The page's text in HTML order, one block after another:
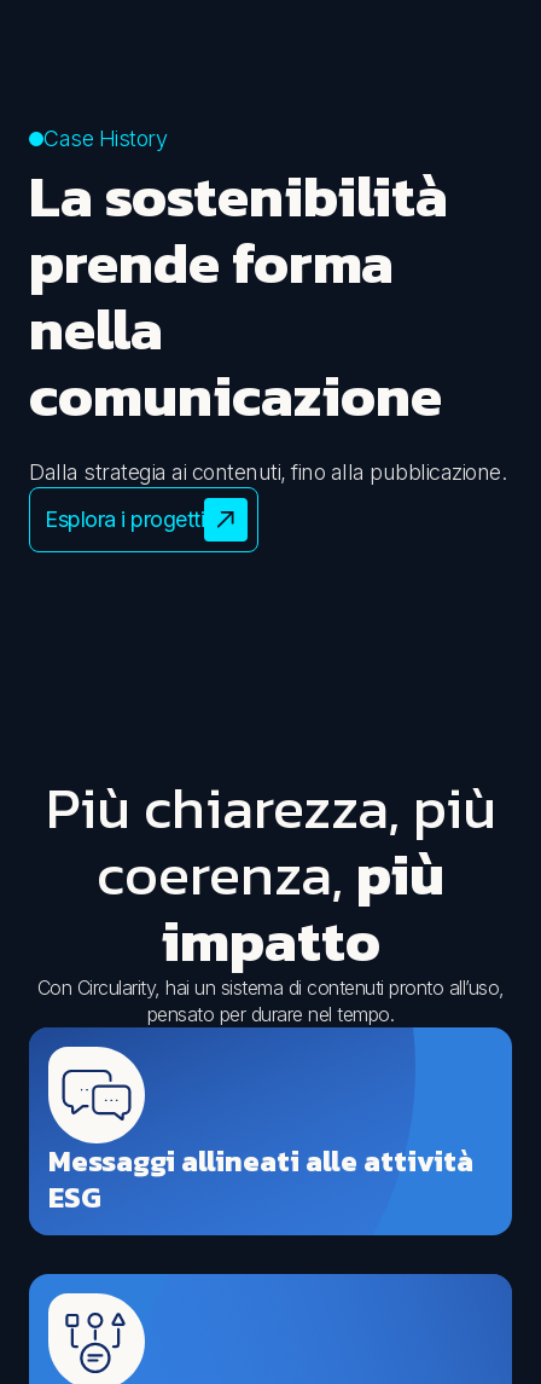
Case History
La sostenibilità
prende forma
nella
comunicazione
Dalla strategia ai contenuti, fino alla pubblicazione.
Esplora i progetti
Più chiarezza, più
coerenza, più
impatto
Con Circularity, hai un sistema di contenuti pronto all’uso,
pensato per durare nel tempo.
Messaggi allineati alle attività
ESG